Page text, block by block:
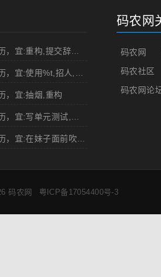
2026年8月07日 程序员老黄历，宜:重构,提交辞职申请,申请加薪
，宜:抽烟,重构
2026年8月03日 程序员老黄历，宜:在妹子面前吹牛,浏览成人网站
码农网
码农网
码农社区
码农网论
码农网 粤ICP备17054400号-3